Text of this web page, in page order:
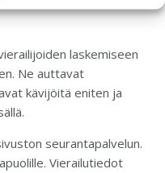
laskemiseen
Ne auttavat
kävijöitä eniten ja
seurantapalvelun.
Vierailutiedot